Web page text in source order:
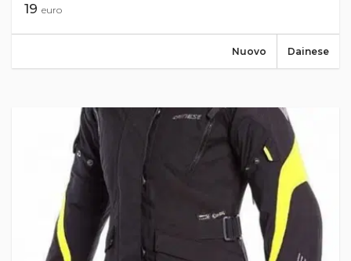
19 euro
Dainese
Nuovo